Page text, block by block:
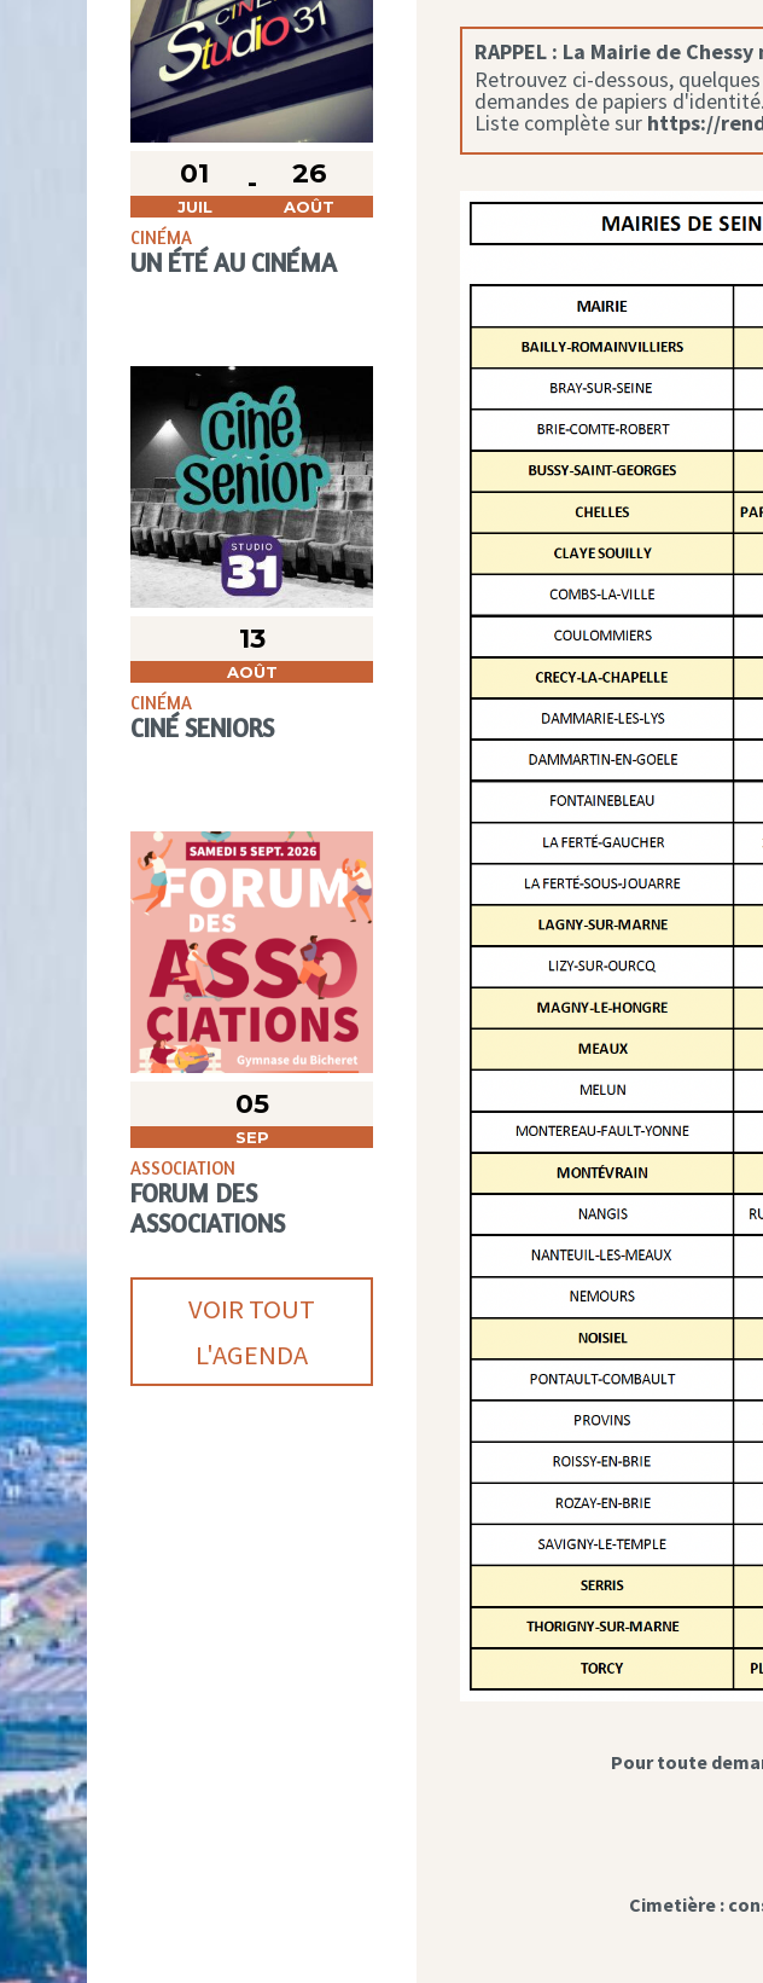
01
JUIL
26
AOÛT
CINÉMA
UN ÉTÉ AU CINÉMA
13
AOÛT
CINÉMA
CINÉ SENIORS
05
SEP
ASSOCIATION
FORUM DES
ASSOCIATIONS
VOIR TOUT
L'AGENDA
RAPPEL : La Mairie de
Retrouvez ci-dessous,
demandes de papiers d'identité.
Liste complète sur https://
Pour toute
Cimetière :